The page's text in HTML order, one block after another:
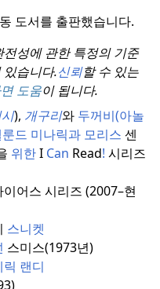
도서를 출판했습니다.
성에 관한 특정의 기준
습니다.신뢰할 수 있는
도움이 됩니다.
), 개구리와 두꺼비(아놀
드 미나릭과 모리스 센
위한ICan Read! 시리즈
어스 시리즈 (2007–현
스니켓
스미스(1973년)
릭 랜디